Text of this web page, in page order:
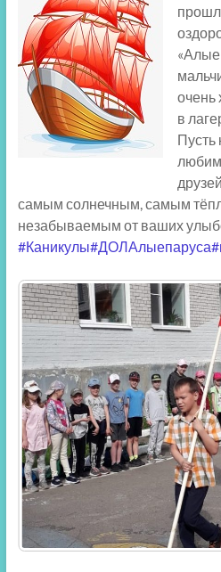
«Алые
очень
в
Пусть
самым солнечным, самым
незабываемым от ваших
#Каникулы#ДОЛАлыепаруса